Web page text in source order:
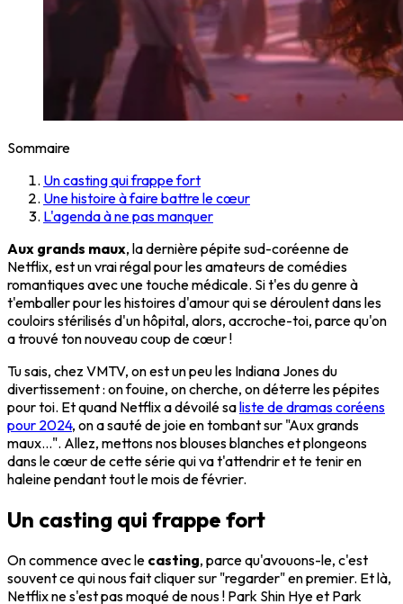
Sommaire
Un casting qui frappe fort
Une histoire à faire battre le cœur
L'agenda à ne pas manquer
Aux grands maux, la dernière pépite sud-coréenne de
Netflix, est un vrai régal pour les amateurs de comédies
romantiques avec une touche médicale. Si t'es du genre à
t'emballer pour les histoires d'amour qui se déroulent dans les
couloirs stérilisés d'un hôpital, alors, accroche-toi, parce qu'on
a trouvé ton nouveau coup de cœur !
Tu sais, chez VMTV, on est un peu les Indiana Jones du
divertissement : on fouine, on cherche, on déterre les pépites
pour toi. Et quand Netflix a dévoilé saliste de dramas coréens
pour 2024, on a sauté de joie en tombant sur "Aux grands
maux...". Allez, mettons nos blouses blanches et plongeons
dans le cœur de cette série qui va t'attendrir et te tenir en
haleine pendant tout le mois de février.
Un casting qui frappe fort
On commence avec le casting, parce qu'avouons-le, c'est
souvent ce qui nous fait cliquer sur "regarder" en premier. Et là,
Netflix ne s'est pas moqué de nous ! Park Shin Hye et Park